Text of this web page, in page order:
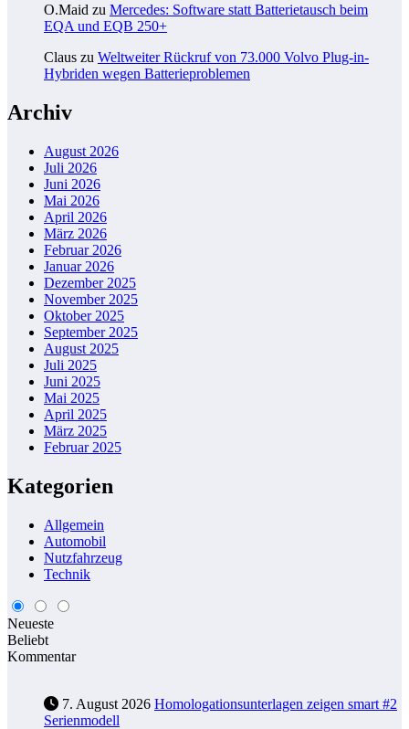
O.Maid zu Mercedes: Software statt Batterietausch beim
EQA und EQB 250+
Claus zu Weltweiter Rückruf von 73.000 Volvo Plug-in-
Hybriden wegen Batterieproblemen
Archiv
August 2026
Juli 2026
Juni 2026
Mai 2026
April 2026
März 2026
Februar 2026
Januar 2026
Dezember 2025
November 2025
Oktober 2025
September 2025
August 2025
Juli 2025
Juni 2025
Mai 2025
April 2025
März 2025
Februar 2025
Kategorien
Allgemein
Automobil
Nutzfahrzeug
Technik
Neueste
Beliebt
Kommentar
7. August 2026 Homologationsunterlagen zeigen smart #2
Serienmodell